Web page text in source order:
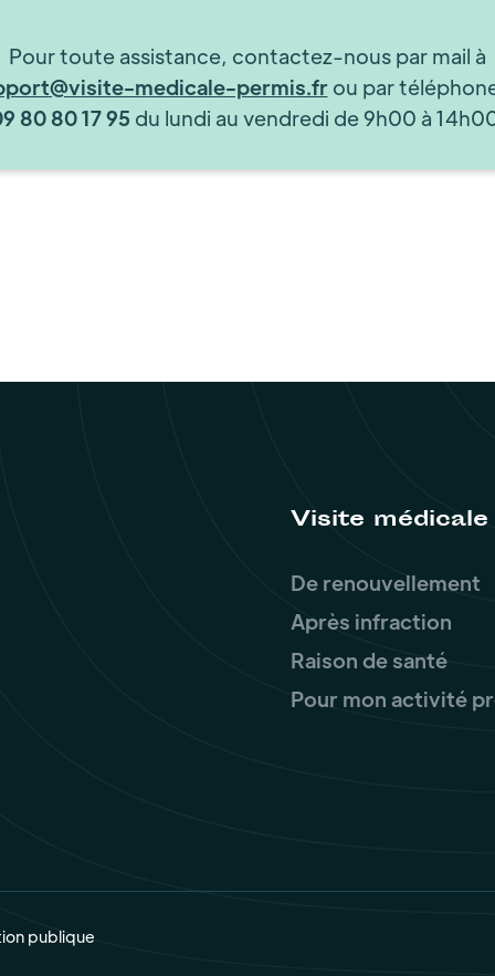
Pour toute assistance, contactez-nous par mail à
medicale-permis.frou par
80 80 17 95 du lundi au vendredi de 9h00 à
Visite médicale
De renouvellement
Après infraction
Raison de santé
Pour mon activité
publique